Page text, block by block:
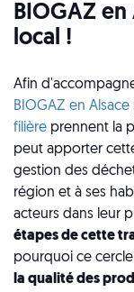
BIOGAZ
local !
Afin
BIOGAZ en Alsace
filière prennent la
peut apporter
gestion des
région et à ses
acteurs dans leur
étapes de cette
pourquoi ce
la qualité des